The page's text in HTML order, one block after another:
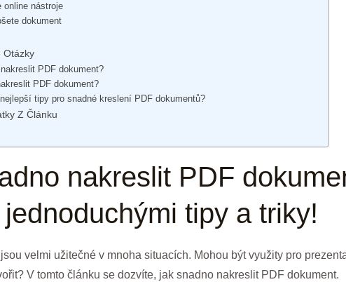
online nástroje
dokument
Otázky
PDF dokument?
PDF dokument?
tipy pro snadné kreslení PDF dokumentů?
Z Článku
nakreslit PDF
tipy a triky!
velmi užitečné v mnoha situacích. Mohou být využity pro
V tomto článku se dozvíte, jak snadno nakreslit PDF dokument.